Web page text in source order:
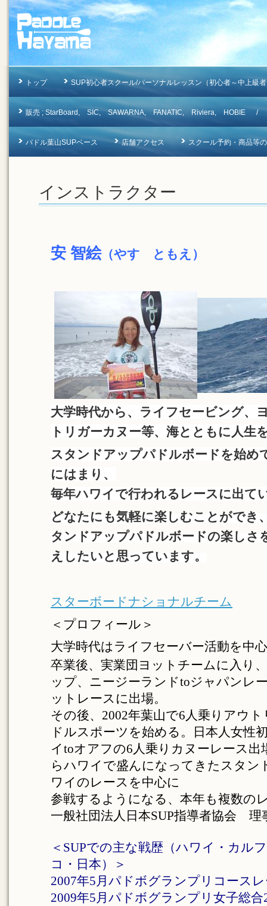
トップ SUP初心者スクール/パーソナルレッスン（初心者～中上級
販売 ; StarBoard, SIC, SAWARNA, FANATIC, Riviera, HOBIE /
パドル葉山SUPベース 店舗アクセス スクール予約・商品
インストラクター
安 智絵（やす ともえ）
大学時代から、ライフセービング、
トリガーカヌー等、海とともに人生
スタンドアップパドルボードを始め
にはまり、
毎年ハワイで行われるレースに出て
どなたにも気軽に楽しむことができ
タンドアップパドルボードの楽しさ
えしたいと思っています。
スターボードナショナルチーム
＜プロフィール＞
大学時代はライフセーバー活動を中
卒業後、実業団ヨットチームに入り
ップ、ニージーランドtoジャパンレ
ットレースに出場。
その後、2002年葉山で6人乗りアウ
ドルスポーツを始める。日本人女性
イtoオアフの6人乗りカヌーレース出
らハワイで盛んになってきたスタン
ワイのレースを中心に
参戦するようになる、 本年も複数の
一般社団法人日本SUP指導者協会 理
＜SUPでの主な戦歴（ハワイ・カル
コ・日本）＞
2007年5月パドボグランプリコース
2009年5月パドボグランプリ女子総合